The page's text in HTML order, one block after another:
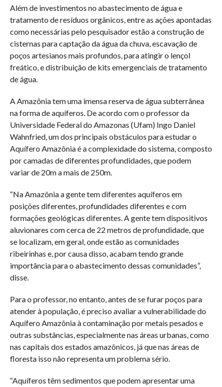
Além de investimentos no abastecimento de água e
tratamento de resíduos orgânicos, entre as ações apontadas
como necessárias pelo pesquisador estão a construção de
cisternas para captação da água da chuva, escavação de
poços artesianos mais profundos, para atingir o lençol
freático, e distribuição de kits emergenciais de tratamento
de água.
A Amazônia tem uma imensa reserva de água subterrânea
na forma de aquíferos. De acordo com o professor da
Universidade Federal do Amazonas (Ufam) Ingo Daniel
Wahnfried, um dos principais obstáculos para estudar o
Aquífero Amazônia é a complexidade do sistema, composto
por camadas de diferentes profundidades, que podem
variar de 20m a mais de 250m.
“Na Amazônia a gente tem diferentes aquíferos em
posições diferentes, profundidades diferentes e com
formações geológicas diferentes. A gente tem dispositivos
aluvionares com cerca de 22 metros de profundidade, que
se localizam, em geral, onde estão as comunidades
ribeirinhas e, por causa disso, acabam tendo grande
importância para o abastecimento dessas comunidades”,
disse.
Para o professor, no entanto, antes de se furar poços para
atender à população, é preciso avaliar a vulnerabilidade do
Aquífero Amazônia à contaminação por metais pesados e
outras substâncias, especialmente nas áreas urbanas, como
nas capitais dos estados amazônicos, já que nas áreas de
floresta isso não representa um problema sério.
“Aquíferos têm sedimentos que podem apresentar uma